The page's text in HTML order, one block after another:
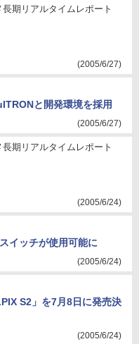
期リアルタイムレポート
(2005/6/27)
と開発環境を採用
(2005/6/27)
期リアルタイムレポート
(2005/6/24)
イッチが使用可能に
(2005/6/24)
S2」を7月8日に発売決
(2005/6/24)